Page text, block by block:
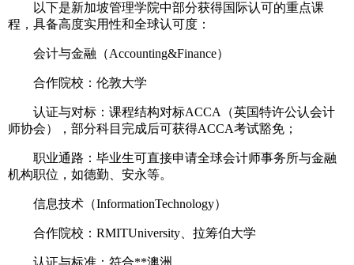
以下是新加坡管理学院中部分获得国际认可的重点课
程，具备高度实用性和全球认可度：
会计与金融（Accounting&Finance）
合作院校：伦敦大学
认证与对标：课程结构对标ACCA（英国特许公认会计
师协会），部分科目完成后可获得ACCA考试豁免；
职业通路：毕业生可直接申请全球会计师事务所与金融
机构职位，如德勤、安永等。
信息技术（InformationTechnology）
合作院校：RMITUniversity、拉筹伯大学
认证与标准：符合**澳洲